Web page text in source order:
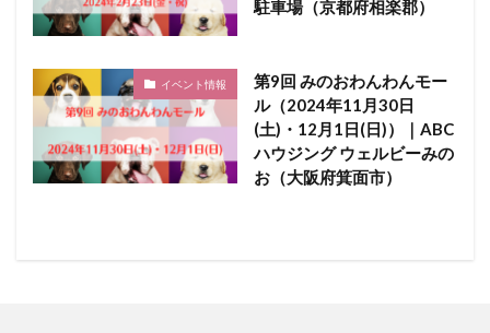
駐車場（京都府相楽郡）
イベント情報
第9回 みのおわんわんモー
ル（2024年11月30日
(土)・12月1日(日)）｜ABC
ハウジング ウェルビーみの
お（大阪府箕面市）